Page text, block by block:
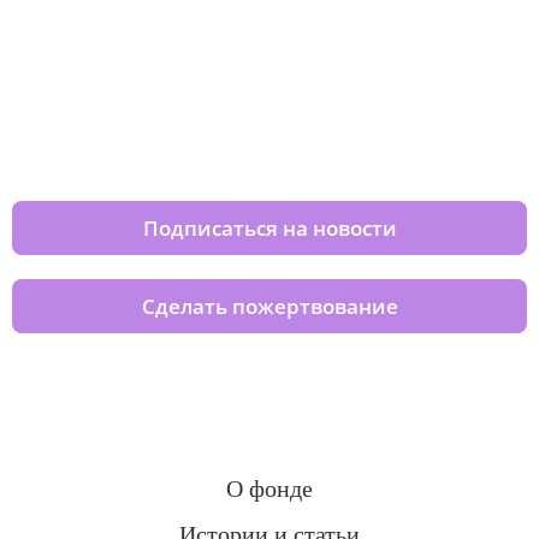
Подписаться на новости
Сделать пожертвование
О фонде